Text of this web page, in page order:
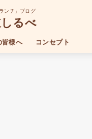
ンチ」ブログ
るべ
皆様へ コンセプト